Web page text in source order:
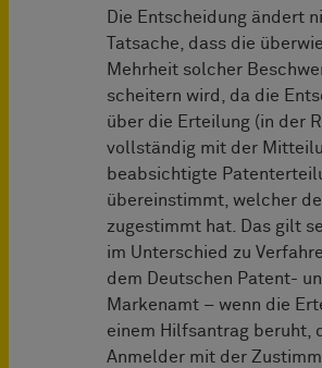
Die Entscheidung ändert
Tatsache, dass die
Mehrheit solcher
scheitern wird, da die
über die Erteilung (in der
vollständig mit der
beabsichtigte
übereinstimmt, welcher
zugestimmt hat. Das gilt
im Unterschied zu
dem Deutschen Patent-
Markenamt – wenn die
einem Hilfsantrag beruht,
Anmelder mit der